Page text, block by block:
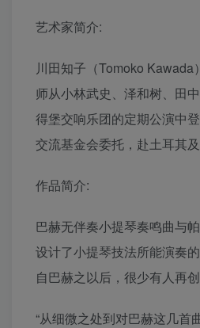
艺术家简介:
川田知子（Tomoko
师从小林武史、泽和树、田
得堡交响乐团的定期公演中
交流基金会委托，赴土耳其
作品简介:
巴赫无伴奏小提琴奏鸣曲与
设计了小提琴技法所能演奏
自巴赫之以后，很少有人再
“从细微之处到对巴赫这几